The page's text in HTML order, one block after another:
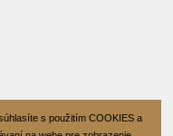
s použitím COOKIES a